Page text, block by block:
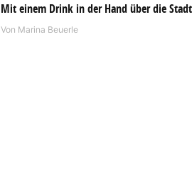
Mit einem Drink in der Hand über die
Von Marina Beuerle